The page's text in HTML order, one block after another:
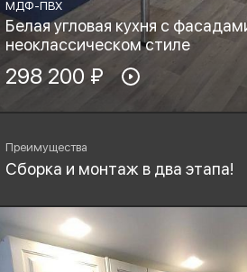
МДФ-ПВХ
Белая угловая кухня с
неоклассическом стиле
Материал фасадов:
МДФ-ПВХ
Boyard, Blum
298 200 ₽
Преимущества
Сборка и монтаж в два этапа!